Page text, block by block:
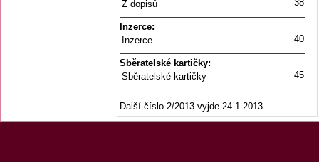
Z dopisů
38
Inzerce:
Inzerce
40
Sběratelské kartičky:
Sběratelské kartičky
45
Další číslo 2/2013 vyjde 24.1.2013